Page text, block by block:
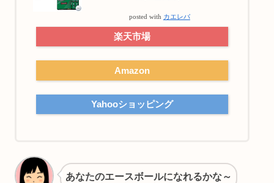
posted with カエレバ
楽天市場
Amazon
Yahooショッピング
あなたのエースボールになれるかな～